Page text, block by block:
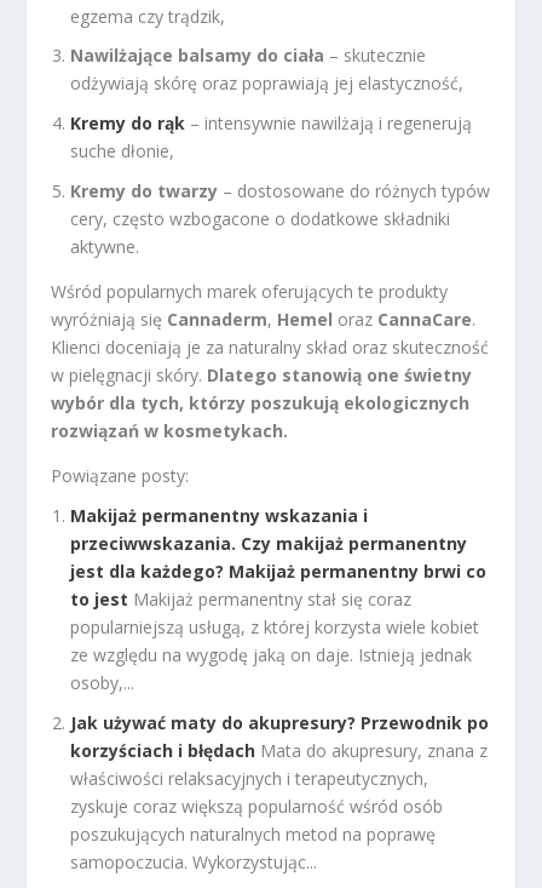
egzema czy trądzik,
Nawilżające balsamy do ciała – skutecznie
odżywiają skórę oraz poprawiają jej elastyczność,
Kremy do rąk – intensywnie nawilżają i regenerują
suche dłonie,
Kremy do twarzy – dostosowane do różnych typów
cery, często wzbogacone o dodatkowe składniki
aktywne.
Wśród popularnych marek oferujących te produkty
wyróżniają się Cannaderm, Hemel oraz CannaCare.
Klienci doceniają je za naturalny skład oraz skuteczność
w pielęgnacji skóry. Dlatego stanowią one świetny
wybór dla tych, którzy poszukują ekologicznych
rozwiązań w kosmetykach.
Powiązane posty:
Makijaż permanentny wskazania i
przeciwwskazania. Czy makijaż permanentny
jest dla każdego? Makijaż permanentny brwi co
to jest Makijaż permanentny stał się coraz
popularniejszą usługą, z której korzysta wiele kobiet
ze względu na wygodę jaką on daje. Istnieją jednak
osoby,...
Jak używać maty do akupresury? Przewodnik po
korzyściach i błędach Mata do akupresury, znana z
właściwości relaksacyjnych i terapeutycznych,
zyskuje coraz większą popularność wśród osób
poszukujących naturalnych metod na poprawę
samopoczucia. Wykorzystując...